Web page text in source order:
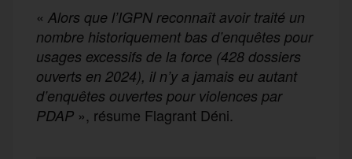
« Alors que l’IGPN reconnaît avoir traité un
nombre historiquement bas d’enquêtes pour
usages excessifs de la force (428 dossiers
ouverts en 2024), il n’y a jamais eu autant
d’enquêtes ouvertes pour violences par
PDAP », résume Flagrant Déni.